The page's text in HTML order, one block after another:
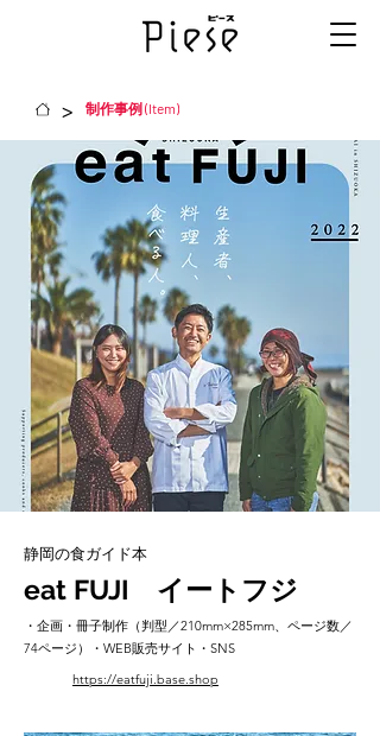
> 制作事例 (Item)
静岡の食ガイド本
eat FUJI イートフジ
・企画・冊子制作（判型／210mm×285mm、ページ数／
74ページ）・WEB販売サイト・SNS
https://eatfuji.base.shop